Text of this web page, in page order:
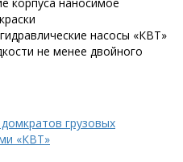
насосы «КВТ»
не менее двойного
грузовых
«КВТ»